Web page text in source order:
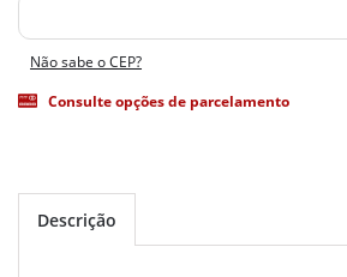
Não sabe o CEP?
Consulte opções de parcelamento
Descrição